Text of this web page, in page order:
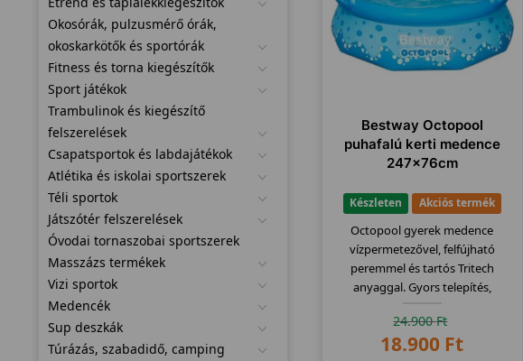
Bestway Octopool
puhafalú kerti medence
247x76cm
Készleten Akciós termék
Octopool gyerek medence
vízpermetezővel, felfújható
peremmel és tartós Tritech
anyaggal. Gyors telepítés,
24.900Ft
18.900 Ft
Okosórák, pulzusmérő órák,
okoskarkötők és sportórák
Fitness és torna kiegészítők
Sport játékok
Trambulinok és kiegészítő
felszerelések
Csapatsportok és labdajátékok
Atlétika és iskolai sportszerek
Téli sportok
Játszótér felszerelések
Óvodai tornaszobai sportszerek
Masszázs termékek
Vizi sportok
Medencék
Sup deszkák
Túrázás, szabadidő, camping